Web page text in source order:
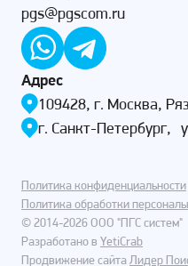
pgs@pgscom.ru
Адрес
109428, г. Москва,
г. Санкт-Петербург,
Политика конфиденциальности
Политика обработки
© 2014-2026 ООО "ПГС систем"
Разработано в YetiCrab
Продвижение сайта Лидер